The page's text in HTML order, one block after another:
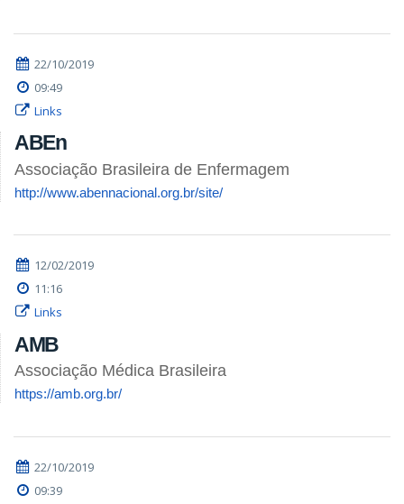
22/10/2019
09:49
Links
ABEn
Associação Brasileira de Enfermagem
http://www.abennacional.org.br/site/
12/02/2019
11:16
Links
AMB
Associação Médica Brasileira
https://amb.org.br/
22/10/2019
09:39